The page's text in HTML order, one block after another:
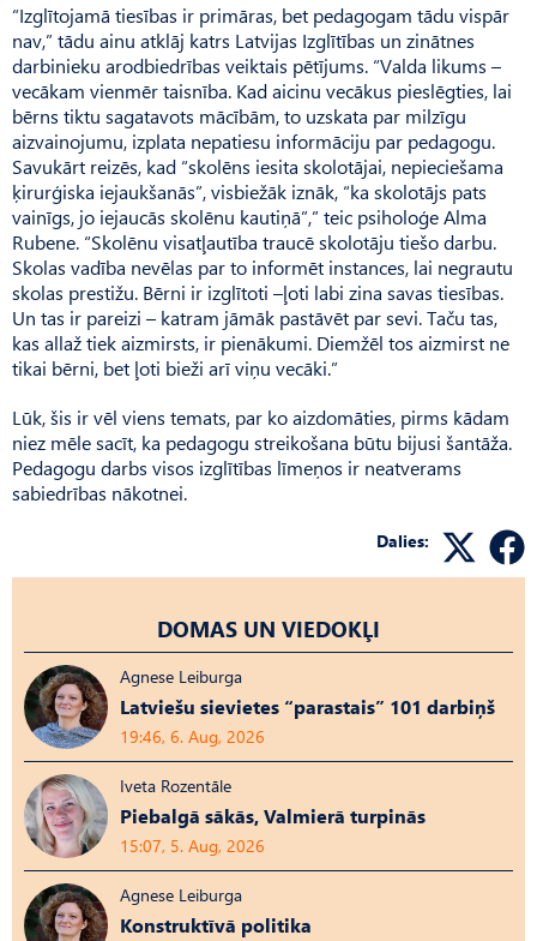
“Izglītojamā tiesības ir primāras, bet pedagogam tādu vispār
nav,” tādu ainu atklāj katrs Latvijas Izglītības un zinātnes
darbinieku arodbiedrības veiktais pētījums. “Valda likums –
vecākam vienmēr taisnība. Kad aicinu vecākus pieslēgties, lai
bērns tiktu sagatavots mācībām, to uzskata par milzīgu
aizvainojumu, izplata nepatiesu informāciju par pedagogu.
Savukārt reizēs, kad “skolēns iesita skolotājai, nepieciešama
ķirurģiska iejaukšanās”, visbiežāk iznāk, “ka skolotājs pats
vainīgs, jo iejaucās skolēnu kautiņā”,” teic psiholoģe Alma
Rubene. “Skolēnu visatļautība traucē skolotāju tiešo darbu.
Skolas vadība nevēlas par to informēt instances, lai negrautu
skolas prestižu. Bērni ir izglītoti –ļoti labi zina savas tiesības.
Un tas ir pareizi – katram jāmāk pastāvēt par sevi. Taču tas,
kas allaž tiek aizmirsts, ir pienākumi. Diemžēl tos aizmirst ne
tikai bērni, bet ļoti bieži arī viņu vecāki.”
Lūk, šis ir vēl viens temats, par ko aizdomāties, pirms kādam
niez mēle sacīt, ka pedagogu streikošana būtu bijusi šantāža.
Pedagogu darbs visos izglītības līmeņos ir neatverams
sabiedrības nākotnei.
Dalies:
DOMAS UN VIEDOKĻI
Agnese Leiburga
Latviešu sievietes “parastais” 101 darbiņš
19:46, 6. Aug, 2026
Iveta Rozentāle
Piebalgā sākās, Valmierā turpinās
15:07, 5. Aug, 2026
Agnese Leiburga
Konstruktīvā politika